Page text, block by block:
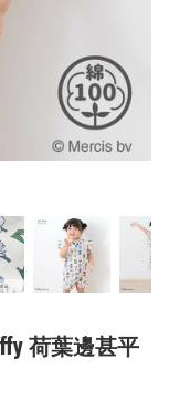
荷葉邊甚平